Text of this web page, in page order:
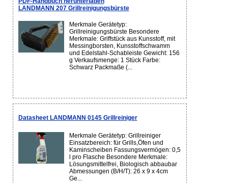
LANDMANN 207 Grillreinigungsbürste
Merkmale Gerätetyp:
Grillreinigungsbürste Besondere
Merkmale: Griffstück aus Kunsstoff, mit
Messingborsten, Kunsstoffschwamm
und Edelstahl-Schableiste Gewicht: 156
g Verkaufsmenge: 1 Stück Farbe:
Schwarz Packmaße (...
Datasheet LANDMANN 0145 Grillreiniger
Merkmale Gerätetyp: Grillreiniger
Einsatzbereich: für Grills,Öfen und
Kaminscheiben Fassungsvermögen: 0,5
l pro Flasche Besondere Merkmale:
Lösungsmittelfrei, Biologisch abbaubar
Abmessungen (B/H/T): 26 x 9 x 4cm
Ge...